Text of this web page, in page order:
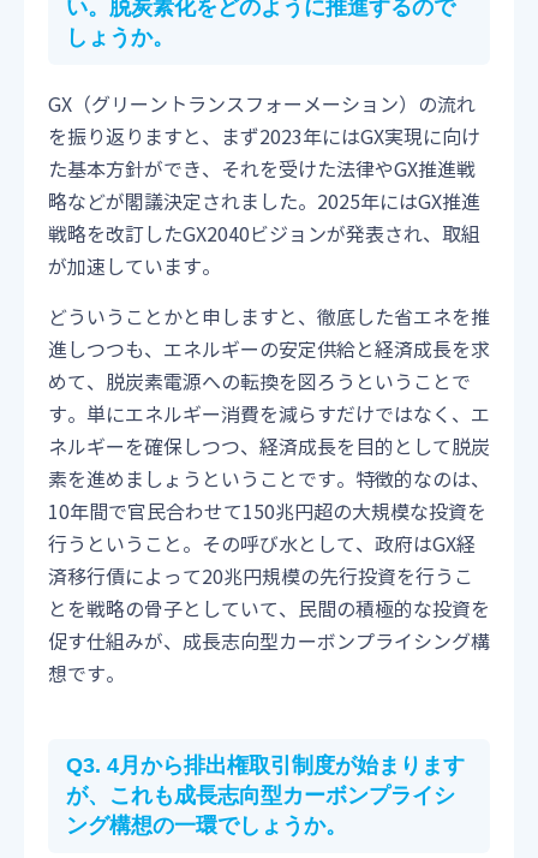
い。脱炭素化をどのように推進するので
しょうか。
GX（グリーントランスフォーメーション）の流れ
を振り返りますと、まず2023年にはGX実現に向け
た基本方針ができ、それを受けた法律やGX推進戦
略などが閣議決定されました。2025年にはGX推進
戦略を改訂したGX2040ビジョンが発表され、取組
が加速しています。
どういうことかと申しますと、徹底した省エネを推
進しつつも、エネルギーの安定供給と経済成長を求
めて、脱炭素電源への転換を図ろうということで
す。単にエネルギー消費を減らすだけではなく、エ
ネルギーを確保しつつ、経済成長を目的として脱炭
素を進めましょうということです。特徴的なのは、
10年間で官民合わせて150兆円超の大規模な投資を
行うということ。その呼び水として、政府はGX経
済移行債によって20兆円規模の先行投資を行うこ
とを戦略の骨子としていて、民間の積極的な投資を
促す仕組みが、成長志向型カーボンプライシング構
想です。
Q3. 4月から排出権取引制度が始まります
が、これも成長志向型カーボンプライシ
ング構想の一環でしょうか。